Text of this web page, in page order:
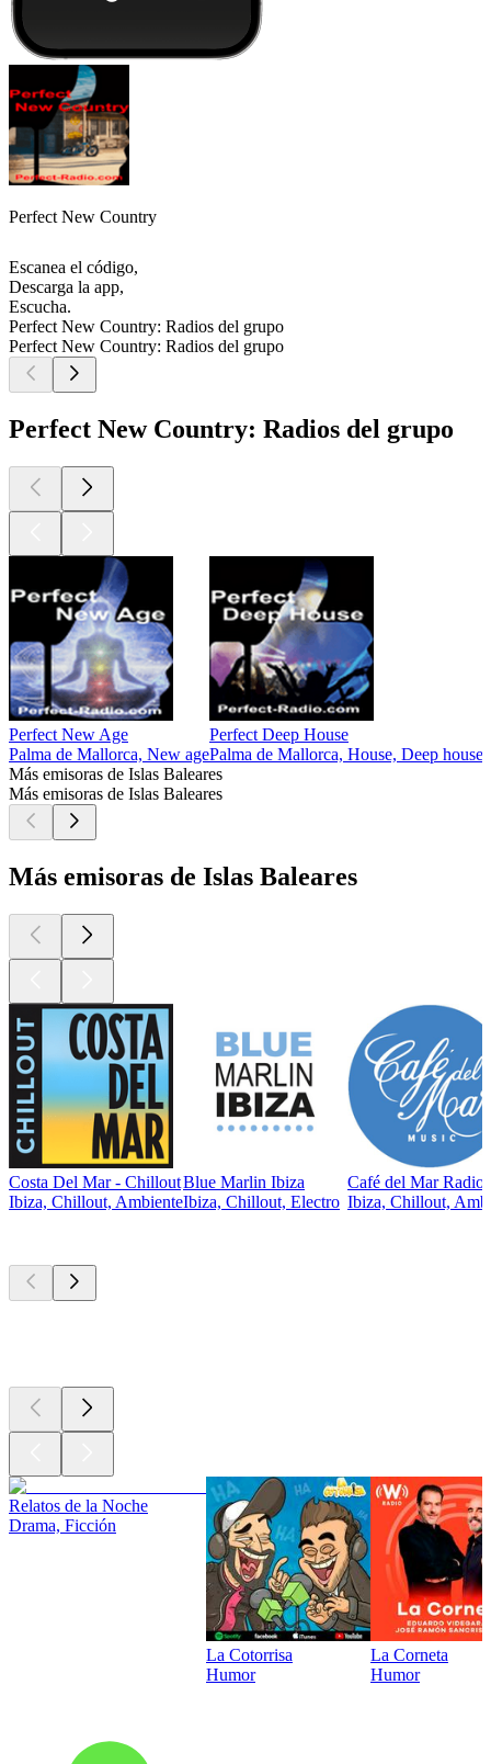
Perfect New Country
Escanea el código,
Descarga la app,
Escucha.
Perfect New Country: Radios del grupo
Perfect New Country: Radios del grupo
Perfect New Country: Radios del grupo
Perfect New Age
Palma de Mallorca, New age
Perfect Deep House
Palma de Mallorca, House, Deep
Más emisoras de Islas Baleares
Más emisoras de Islas Baleares
Más emisoras de Islas Baleares
Costa Del Mar - Chillout
Ibiza, Chillout, Ambiente
Blue Marlin Ibiza
Ibiza, Chillout, Electro
Café del Mar Radio
Ibiza, Chillout,
Relatos de la Noche
Drama, Ficción
La Cotorrisa
Humor
La Corneta
Humor